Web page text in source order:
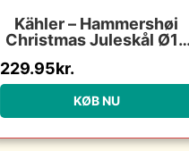
Kähler – Hammershøi
Christmas Juleskål Ø12
229.95kr.
KØB NU